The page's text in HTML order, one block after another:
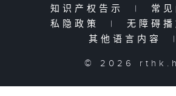
知识产权告示
| 常
私隐政策
| 无障碍
其他语言内容
|
© 2026